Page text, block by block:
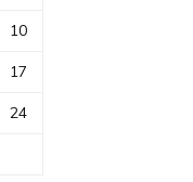
10
17
24